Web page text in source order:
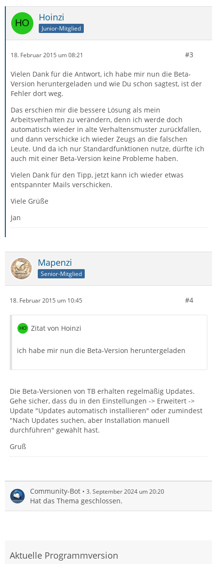
Hoinzi
Junior-Mitglied
18. Februar 2015 um 08:21 #3
Vielen Dank für die Antwort, ich habe mir nun die Beta-
Version heruntergeladen und wie Du schon sagtest, ist der
Fehler dort weg.
Das erschien mir die bessere Lösung als mein
Arbeitsverhalten zu verändern, denn ich werde doch
automatisch wieder in alte Verhaltensmuster zurückfallen,
und dann verschicke ich wieder Zeugs an die falschen
Leute. Und da ich nur Standardfunktionen nutze, dürfte ich
auch mit einer Beta-Version keine Probleme haben.
Vielen Dank für den Tipp, jetzt kann ich wieder etwas
entspannter Mails verschicken.
Viele Grüße
Jan
Mapenzi
Senior-Mitglied
18. Februar 2015 um 10:45 #4
Zitat von Hoinzi
ich habe mir nun die Beta-Version heruntergeladen
Die Beta-Versionen von TB erhalten regelmäßig Updates.
Gehe sicher, dass du in den Einstellungen -> Erweitert ->
Update "Updates automatisch installieren" oder zumindest
"Nach Updates suchen, aber Installation manuell
durchführen" gewählt hast.
Gruß
Community-Bot 3. September 2024 um 20:20
Hat das Thema geschlossen.
Aktuelle Programmversion